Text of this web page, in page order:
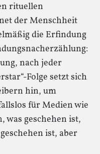
rituellen
der Menschheit
die Erfindung
nach jeder
Folge setzt sich
hin, um
für Medien wie
was geschehen ist,
ist, aber